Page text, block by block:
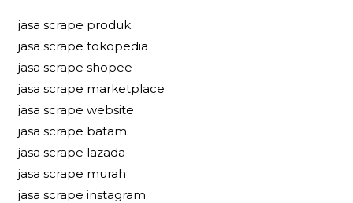
jasa scrape produk
jasa scrape tokopedia
jasa scrape shopee
jasa scrape marketplace
jasa scrape website
jasa scrape batam
jasa scrape lazada
jasa scrape murah
jasa scrape instagram